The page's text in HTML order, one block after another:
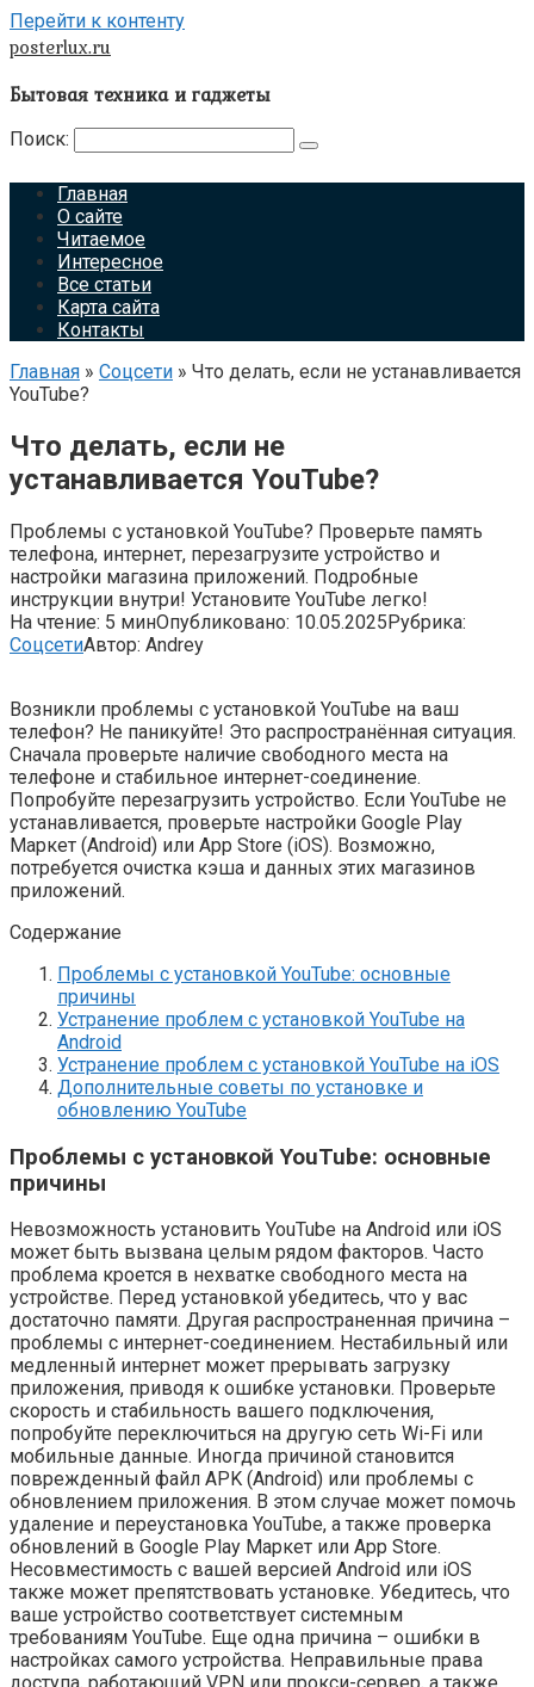
Перейти к контенту
posterlux.ru
Бытовая техника и гаджеты
Поиск:
Главная
О сайте
Читаемое
Интересное
Все статьи
Карта сайта
Контакты
Главная » Соцсети » Что делать, если не устанавливается
YouTube?
Что делать, если не
устанавливается YouTube?
Проблемы с установкой YouTube? Проверьте память
телефона, интернет, перезагрузите устройство и
настройки магазина приложений. Подробные
инструкции внутри! Установите YouTube легко!
На чтение: 5 минОпубликовано: 10.05.2025Рубрика:
СоцсетиАвтор: Andrey
Возникли проблемы с установкой YouTube на ваш
телефон? Не паникуйте! Это распространённая ситуация.
Сначала проверьте наличие свободного места на
телефоне и стабильное интернет-соединение.
Попробуйте перезагрузить устройство. Если YouTube не
устанавливается, проверьте настройки Google Play
Маркет (Android) или App Store (iOS). Возможно,
потребуется очистка кэша и данных этих магазинов
приложений.
Содержание
Проблемы с установкой YouTube: основные
причины
Устранение проблем с установкой YouTube на
Android
Устранение проблем с установкой YouTube на iOS
Дополнительные советы по установке и
обновлению YouTube
Проблемы с установкой YouTube: основные
причины
Невозможность установить YouTube на Android или iOS
может быть вызвана целым рядом факторов. Часто
проблема кроется в нехватке свободного места на
устройстве. Перед установкой убедитесь, что у вас
достаточно памяти. Другая распространенная причина –
проблемы с интернет-соединением. Нестабильный или
медленный интернет может прерывать загрузку
приложения, приводя к ошибке установки. Проверьте
скорость и стабильность вашего подключения,
попробуйте переключиться на другую сеть Wi-Fi или
мобильные данные. Иногда причиной становится
поврежденный файл APK (Android) или проблемы с
обновлением приложения. В этом случае может помочь
удаление и переустановка YouTube, а также проверка
обновлений в Google Play Маркет или App Store.
Несовместимость с вашей версией Android или iOS
также может препятствовать установке. Убедитесь, что
ваше устройство соответствует системным
требованиям YouTube. Еще одна причина – ошибки в
настройках самого устройства. Неправильные права